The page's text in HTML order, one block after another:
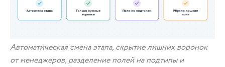
Автоматическая смена этапа, скрытие лишних воронок
от менеджеров, разделение полей на подтипы и